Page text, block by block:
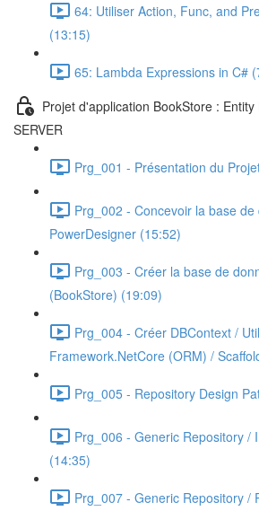
64: Utiliser Action, Func, and
(13:15)
65: Lambda Expressions in C#
Projet d'application BookStore :
SERVER
Prg_001 - Présentation du
Prg_002 - Concevoir la base
PowerDesigner (15:52)
Prg_003 - Créer la base de
(BookStore) (19:09)
Prg_004 - Créer DBContext /
Framework.NetCore (ORM) /
Prg_005 - Repository Design
Prg_006 - Generic Repository /
(14:35)
Prg_007 - Generic Repository /